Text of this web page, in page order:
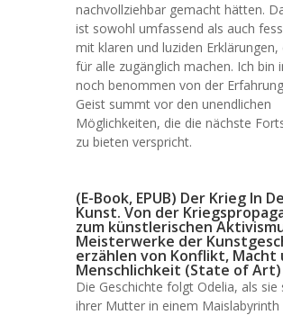
nachvollziehbar gemacht hätten.
ist sowohl umfassend als auch
mit klaren und luziden Erklärungen,
für alle zugänglich machen. Ich bin
noch benommen von der
Geist summt vor den unendlichen
Möglichkeiten, die die nächste
zu bieten verspricht.
(E-Book, EPUB) Der Krieg In
Kunst. Von der
zum künstlerischen
Meisterwerke der
erzählen von Konflikt, Macht
Menschlichkeit (State of Art)
Die Geschichte folgt Odelia, als sie
ihrer Mutter in einem Maislabyrinth